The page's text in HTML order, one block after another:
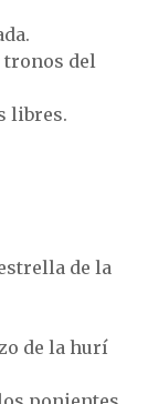
tronos del
libres.
de la
de la hurí